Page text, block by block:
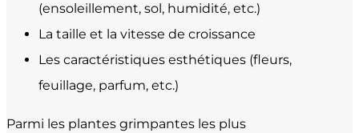
(ensoleillement, sol, humidité, etc.)
La taille et la vitesse de croissance
Les caractéristiques esthétiques (fleurs,
feuillage, parfum, etc.)
Parmi les plantes grimpantes les plus